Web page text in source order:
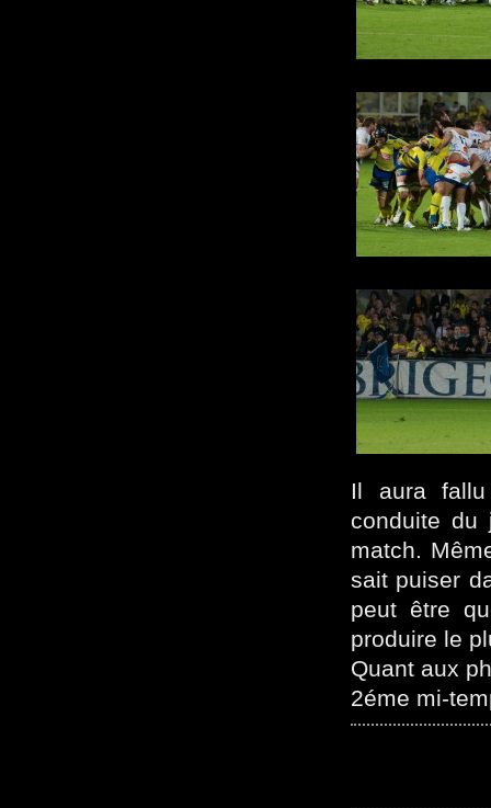
Il aura
conduite du
match.
sait puiser
peut être
produire le
Quant aux
2éme mi-